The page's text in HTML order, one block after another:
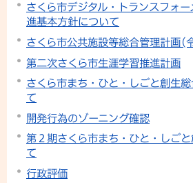
さくら市デジタル・トランスフォ
進基本方針について
さくら市公共施設等総合管理計画(
第二次さくら市生涯学習推進計画
さくら市まち・ひと・しごと創生
て
開発行為のゾーニング確認
第２期さくら市まち・ひと・しご
て
行政評価